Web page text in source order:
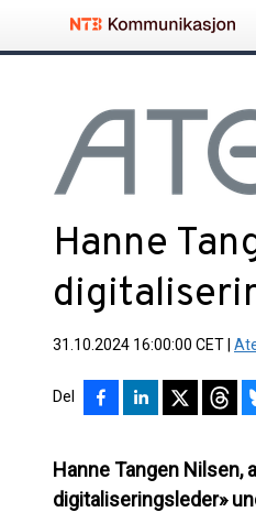
Hanne
31.10.2024 16:00:00 CET
Del
Hanne Tangen Nilsen,
digitaliseringsleder»